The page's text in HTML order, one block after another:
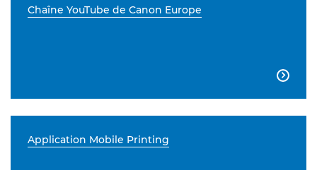
Chaîne YouTube de Canon Europe

Application Mobile Printing